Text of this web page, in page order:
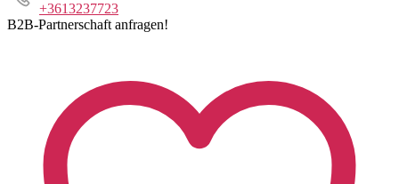
+3613237723
B2B-Partnerschaft anfragen!